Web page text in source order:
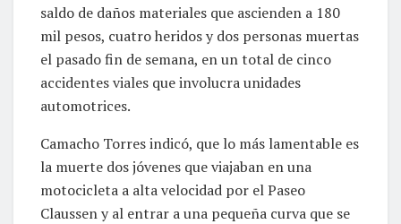
saldo de daños materiales que ascienden a 180
mil pesos, cuatro heridos y dos personas muertas
el pasado fin de semana, en un total de cinco
accidentes viales que involucra unidades
automotrices.
Camacho Torres indicó, que lo más lamentable es
la muerte dos jóvenes que viajaban en una
motocicleta a alta velocidad por el Paseo
Claussen y al entrar a una pequeña curva que se